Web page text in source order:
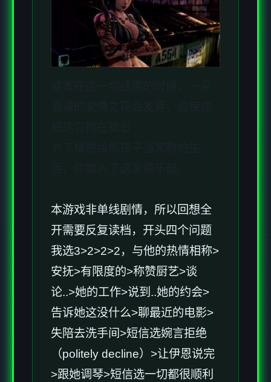
本游戏非单线剧情，所以回想全
开需要反复读档，开头四个问题
我选3>2>2>2，与他的热情相称>
安抚>有限度的>称赞厨艺>谈
论..>她的工作>说到..她的约会>
告诉她这没什么>聊最近的电影>
失陪去洗手间>短信选婉言拒绝
（politely decline）>让伊恩说完
>跟她调琴>短信选一切都很顺利